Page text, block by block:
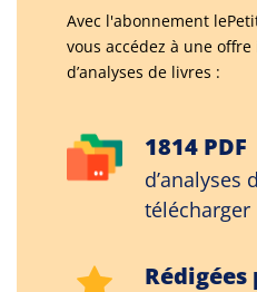
Avec l'abonnement
vous accédez à une offre
d’analyses de livres :
1814 PDF
d’analyses
télécharger
Rédigées